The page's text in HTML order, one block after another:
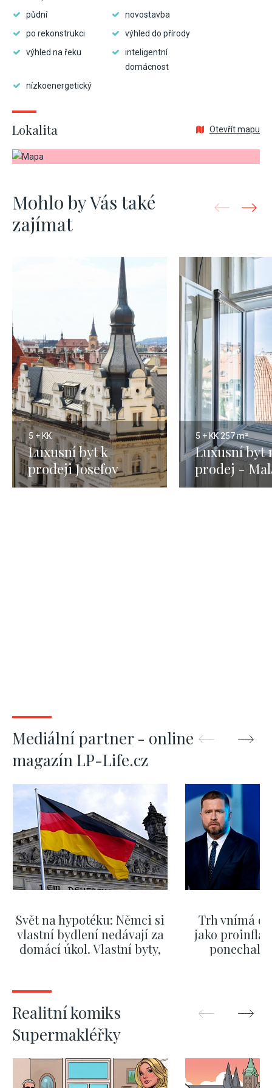
půdní
novostavba
po rekonstrukci
výhled do přírody
výhled na řeku
inteligentní
domácnost
nízkoenergetický
Lokalita Otevřít mapu
Mohlo by Vás také
zajímat
5 + KK
Luxusní byt k
prodeji Josefov
Praha 1
5 + KK257 m²
Luxusní byt
prodej -
- 257 m
Mediální partner - online
magazín LP-Life.cz
Svět na hypotéku: Němci si
vlastní bydlení nedávají za
domácí úkol. Vlastní byty,
Trh vnímá
jako
ponechali
Realitní komiks
Supermakléřky